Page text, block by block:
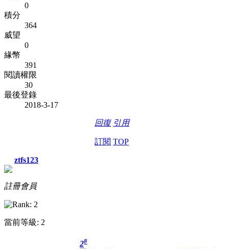
0
積分
364
威望
0
緣幣
391
閱讀權限
30
最後登錄
2018-3-17
回復 引用
訂閱 TOP
ztfs123
註冊會員
當前等級: 2
2#